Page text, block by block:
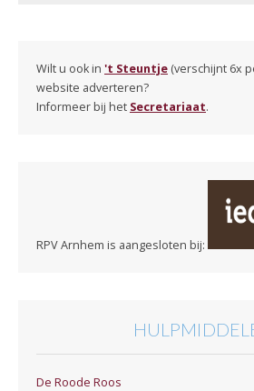
Wilt u ook in 't Steuntje (verschijnt 6x
website adverteren?
Informeer bij het Secretariaat.
RPV Arnhem is aangesloten bij:
De Roode Roos